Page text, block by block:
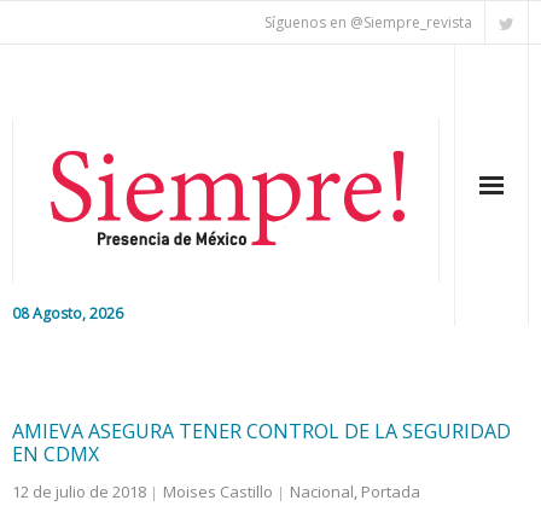
Síguenos en @Siempre_revista
08 Agosto, 2026
AMIEVA ASEGURA TENER CONTROL DE LA SEGURIDAD
EN CDMX
12 de julio de 2018 Moises Castillo Nacional, Portada